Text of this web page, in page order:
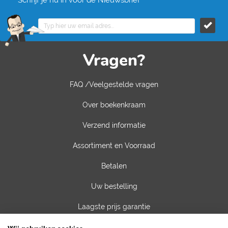
Vragen?
FAQ /Veelgestelde vragen
Over boekenkraam
Verzend informatie
Assortiment en Voorraad
Betalen
Uw bestelling
Laagste prijs garantie